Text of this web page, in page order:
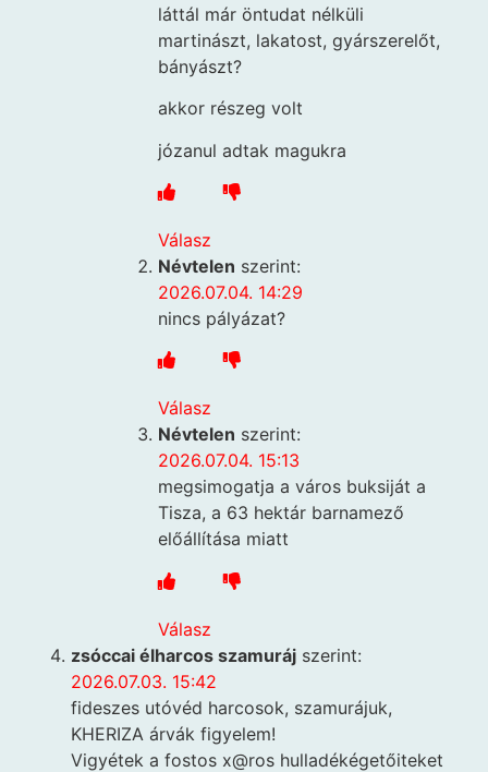
láttál már öntudat nélküli
martinászt, lakatost, gyárszerelőt,
bányászt?
akkor részeg volt
józanul adtak magukra
Válasz
Névtelen szerint:
2026.07.04. 14:29
nincs pályázat?
Válasz
Névtelen szerint:
2026.07.04. 15:13
megsimogatja a város buksiját a
Tisza, a 63 hektár barnamező
előállítása miatt
Válasz
zsóccai élharcos szamuráj szerint:
2026.07.03. 15:42
fideszes utóvéd harcosok, szamurájuk,
KHERIZA árvák figyelem!
Vigyétek a fostos x@ros hulladékégetőiteket